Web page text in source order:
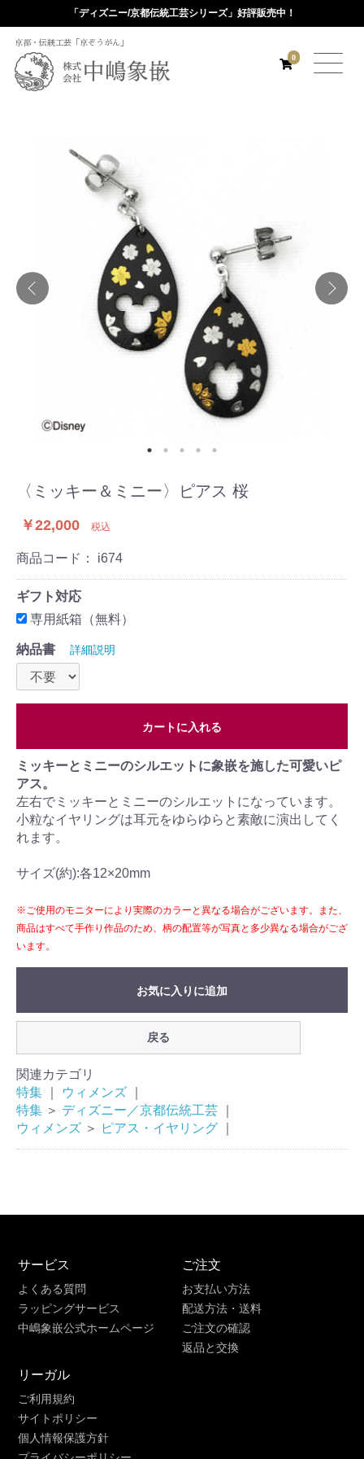
「ディズニー/京都伝統工芸シリーズ」好評販売中！
京都・伝統工芸「京ぞうがん」
0
〈ミッキー＆ミニー〉ピアス 桜
￥22,000 税込
商品コード： i674
ギフト対応
専用紙箱（無料）
納品書 詳細説明
カートに入れる
ミッキーとミニーのシルエットに象嵌を施した可愛いピ
アス。
左右でミッキーとミニーのシルエットになっています。
小粒なイヤリングは耳元をゆらゆらと素敵に演出してく
れます。
サイズ(約):各12×20mm
※ご使用のモニターにより実際のカラーと異なる場合がございます。また、
商品はすべて手作り作品のため、柄の配置等が写真と多少異なる場合がござ
います。
お気に入りに追加
戻る
関連カテゴリ
特集
ウィメンズ
特集 ＞ ディズニー／京都伝統工芸
ウィメンズ ＞ ピアス・イヤリング
サービス
よくある質問
ラッピングサービス
中嶋象嵌公式ホームページ
ご注文
お支払い方法
配送方法・送料
ご注文の確認
返品と交換
リーガル
ご利用規約
サイトポリシー
個人情報保護方針